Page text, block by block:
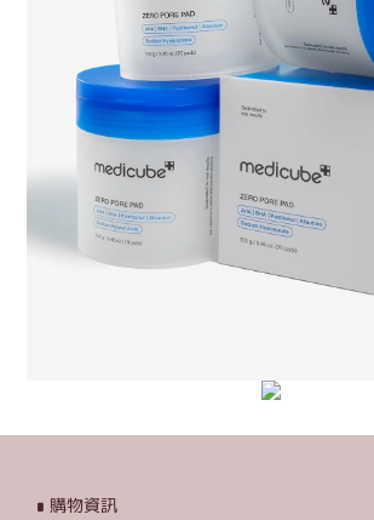
∎ 購物資訊